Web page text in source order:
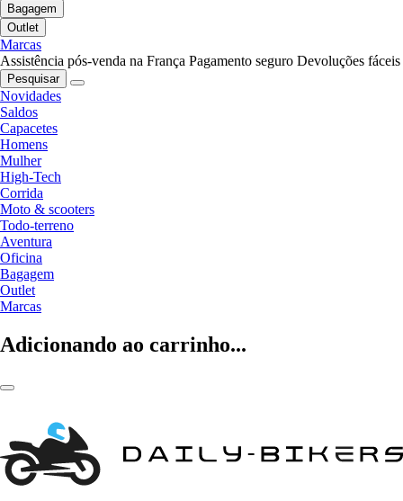
Bagagem
Outlet
Marcas
Assistência pós-venda na França Pagamento seguro Devoluções fáceis
Pesquisar
Novidades
Saldos
Capacetes
Homens
Mulher
High-Tech
Corrida
Moto & scooters
Todo-terreno
Aventura
Oficina
Bagagem
Outlet
Marcas
Adicionando ao carrinho...